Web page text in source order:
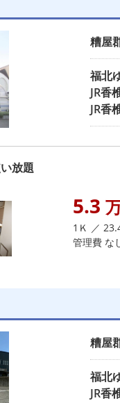
糟屋
福北
JR香
JR香
放題
5.3
1Ｋ ／
管理費 な
糟屋
福北
JR香